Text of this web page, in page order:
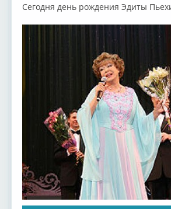
Сегодня день рождения Эдиты